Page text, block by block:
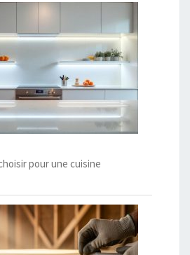
pour une cuisine